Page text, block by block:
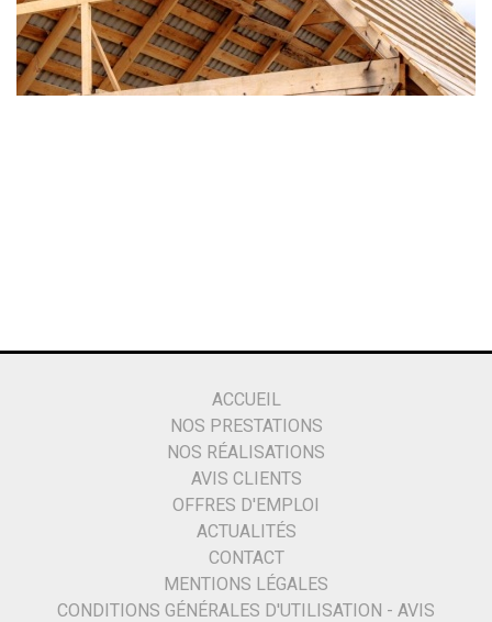
ACCUEIL
NOS PRESTATIONS
NOS RÉALISATIONS
AVIS CLIENTS
OFFRES D'EMPLOI
ACTUALITÉS
CONTACT
MENTIONS LÉGALES
CONDITIONS GÉNÉRALES D'UTILISATION - AVIS